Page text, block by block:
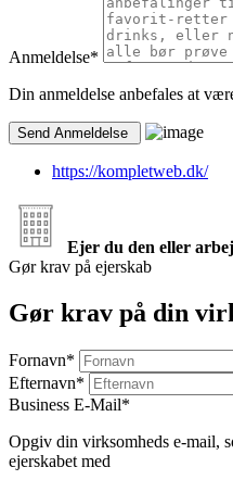
Anmeldelse*
Din anmeldelse anbefales at
https://kompletweb.dk/
Ejer du den eller
Gør krav på ejerskab
Gør krav på din
Fornavn*
Efternavn*
Business E-Mail*
Opgiv din virksomheds e-mail,
ejerskabet med